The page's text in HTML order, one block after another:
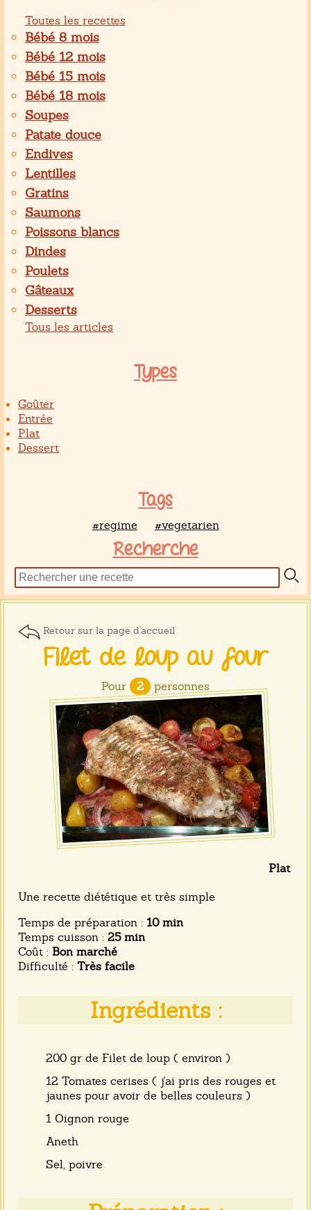
Toutes les recettes
Bébé 8 mois
Bébé 12 mois
Bébé 15 mois
Bébé 18 mois
Soupes
Patate douce
Endives
Lentilles
Gratins
Saumons
Poissons blancs
Dindes
Poulets
Gâteaux
Desserts
Tous les articles
Types
Goûter
Entrée
Plat
Dessert
Tags
#regime #vegetarien
Recherche
Retour sur la page d'accueil
Filet de loup au four
Pour 2 personnes
Plat
Une recette diététique et très simple
Temps de préparation : 10 min
Temps cuisson : 25 min
Coût : Bon marché
Difficulté : Très facile
Ingrédients :
200 gr de Filet de loup ( environ )
12 Tomates cerises ( j'ai pris des rouges et
jaunes pour avoir de belles couleurs )
1 Oignon rouge
Aneth
Sel, poivre